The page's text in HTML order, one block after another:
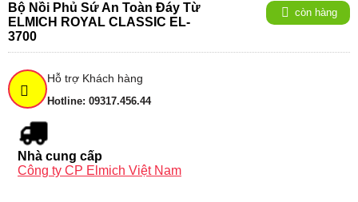
Bộ Nồi Phủ Sứ An Toàn Đáy Từ
ELMICH ROYAL CLASSIC EL-
3700
còn hàng
Hỗ trợ Khách hàng
Hotline: 09317.456.44
Nhà cung cấp
Công ty CP Elmich Việt Nam